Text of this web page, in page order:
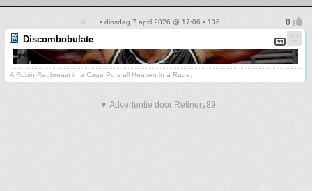
• dinsdag 7 april 2026 @ 17:06 • 136
Discombobulate
A Robin Redbreast in a Cage Puts all Heaven in a Rage.
▼ Advertentie door Refinery89